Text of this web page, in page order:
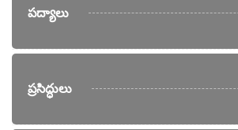
పద్యాలు
ప్రసిద్ధులు